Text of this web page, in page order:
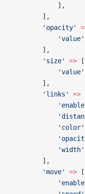
            ],
        ],
        'opacity'
            'value'
        ],
        'size'
=> [
            'value'
        ],
        'links'
=>
            'color'
            'width'
        ],
        'move'
=> [